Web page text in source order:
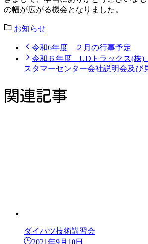
の幅が広がる機会となりました。
お知らせ
令和6年度 ２月の行事予定
令和６年度 UDトラックス(
スタマーセンター会社説明会及び
関連記事
ダイハツ技術講習会
2021年9月10日